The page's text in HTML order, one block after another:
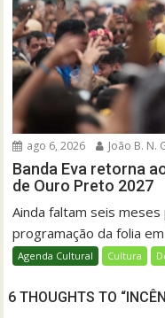
ago 6, 2026 João B. N.
Banda Eva retorna
de Ouro Preto 2027
Ainda faltam seis
programação da folia
Agenda Cultural Cultura
6 THOUGHTS TO